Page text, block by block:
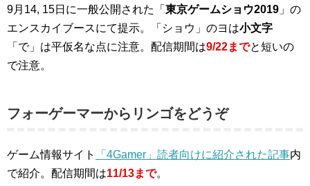
9月14, 15日に一般公開された「 東京ゲームショウ2019 」の
エンスカイブースにて提示。「ショウ」のヨは小文字
「で」は平仮名な点に注意。配信期間は9/22までと短いの
で注意。
フォーゲーマーからリンゴをどうぞ
ゲーム情報サイト 「4Gamer」読者向けに紹介された記事内
で紹介。配信期間は11/13まで。